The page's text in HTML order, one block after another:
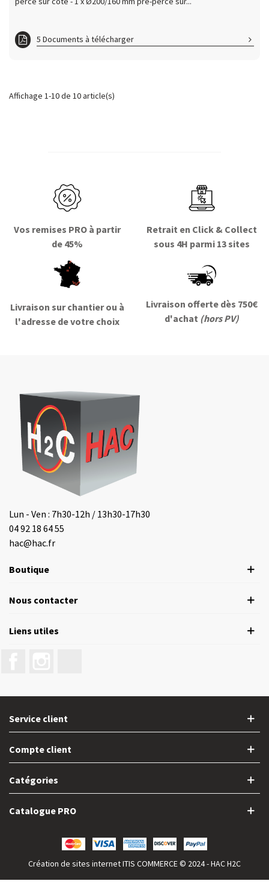
5 Documents à télécharger
ft P500150
Affichage 1-10 de 10 article(s)
Vos remises PRO à partir
de 45%
Retrait en Click & Collect
sous 4H parmi 13 sites
Livraison sur chantier ou à
l'adresse de votre choix
Livraison offerte dès 750€
d'achat (hors PV)
Lun - Ven : 7h30-12h / 13h30-17h30
04 92 18 64 55
hac@hac.fr
Boutique
Nous contacter
Liens utiles
Service client
Compte client
Catégories
Catalogue PRO
Création de sites internetITIS COMMERCE© 2024 - HAC H2C